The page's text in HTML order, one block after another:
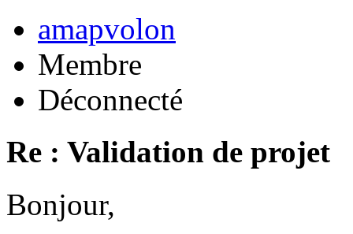
amapvolon
Membre
Déconnecté
Re : Validation de projet
Bonjour,